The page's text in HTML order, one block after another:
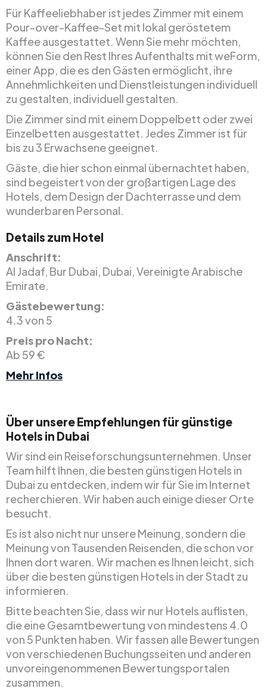
Für Kaffeeliebhaber ist jedes Zimmer mit einem
Pour-over-Kaffee-Set mit lokal geröstetem
Kaffee ausgestattet. Wenn Sie mehr möchten,
können Sie den Rest Ihres Aufenthalts mit weForm,
einer App, die es den Gästen ermöglicht, ihre
Annehmlichkeiten und Dienstleistungen individuell
zu gestalten, individuell gestalten.
Die Zimmer sind mit einem Doppelbett oder zwei
Einzelbetten ausgestattet. Jedes Zimmer ist für
bis zu 3 Erwachsene geeignet.
Gäste, die hier schon einmal übernachtet haben,
sind begeistert von der großartigen Lage des
Hotels, dem Design der Dachterrasse und dem
wunderbaren Personal.
Details zum Hotel
Anschrift:
Al Jadaf, Bur Dubai, Dubai, Vereinigte Arabische
Emirate.
Gästebewertung:
4.3 von 5
Preis pro Nacht:
Ab 59 €
Mehr Infos
Über unsere Empfehlungen für günstige
Hotels in Dubai
Wir sind ein Reiseforschungsunternehmen. Unser
Team hilft Ihnen, die besten günstigen Hotels in
Dubai zu entdecken, indem wir für Sie im Internet
recherchieren. Wir haben auch einige dieser Orte
besucht.
Es ist also nicht nur unsere Meinung, sondern die
Meinung von Tausenden Reisenden, die schon vor
Ihnen dort waren. Wir machen es Ihnen leicht, sich
über die besten günstigen Hotels in der Stadt zu
informieren.
Bitte beachten Sie, dass wir nur Hotels auflisten,
die eine Gesamtbewertung von mindestens 4.0
von 5 Punkten haben. Wir fassen alle Bewertungen
von verschiedenen Buchungsseiten und anderen
unvoreingenommenen Bewertungsportalen
zusammen.